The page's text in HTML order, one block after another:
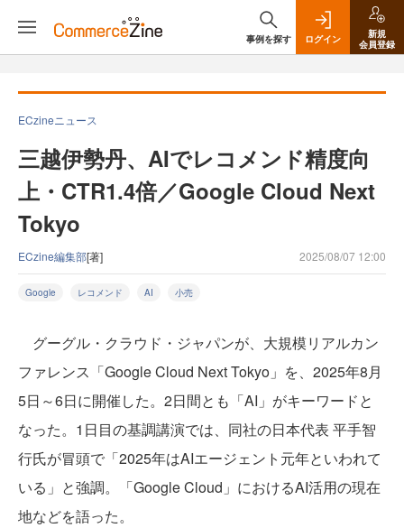
事例を探す ログイン
新規
会員登録
ECzineニュース
三越伊勢丹、AIでレコメンド精度向
上・CTR1.4倍／Google Cloud Next
Tokyo
ECzine編集部[著] 2025/08/07 12:00
Google レコメンド AI 小売
グーグル・クラウド・ジャパンが、大規模リアルカン
ファレンス「Google Cloud Next Tokyo」を、2025年8月
5日～6日に開催した。2日間とも「AI」がキーワードと
なった。1日目の基調講演では、同社の日本代表 平手智
行氏が冒頭で「2025年はAIエージェント元年といわれて
いる」と強調。「Google Cloud」におけるAI活用の現在
地などを語った。